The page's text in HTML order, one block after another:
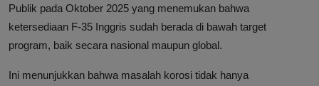
Publik pada Oktober 2025 yang menemukan bahwa
ketersediaan F-35 Inggris sudah berada di bawah target
program, baik secara nasional maupun global.
Ini menunjukkan bahwa masalah korosi tidak hanya